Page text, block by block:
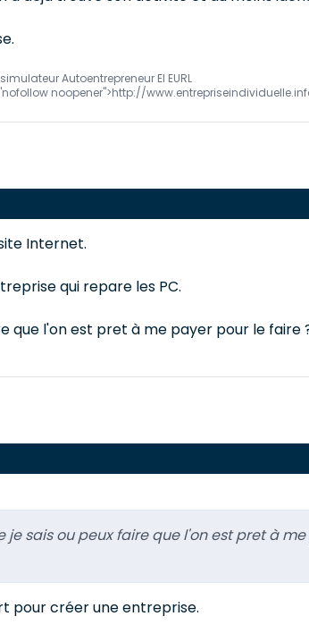
Autoentrepreneur EI EURL
noopener">http://
Internet.
qui repare les PC.
que l'on est pret à me payer pour le faire
je sais ou peux faire que l'on est pret à
pour créer une entreprise.